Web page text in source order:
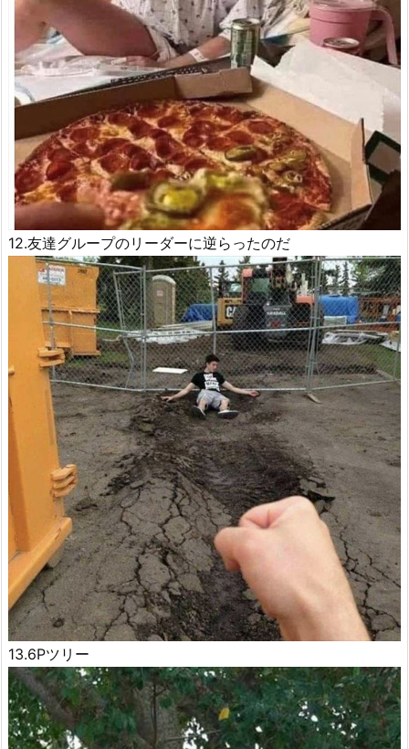
12.友達グループのリーダーに逆らったのだ
13.6Pツリー